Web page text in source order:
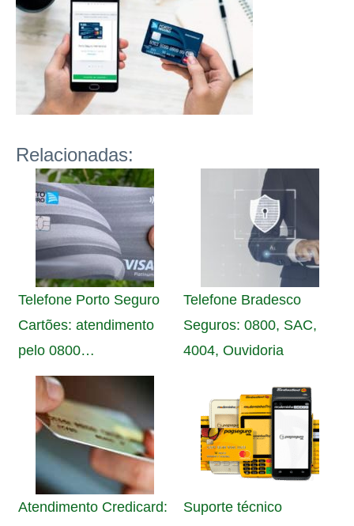
Relacionadas:
Telefone Porto Seguro
Cartões: atendimento
pelo 0800…
Telefone Bradesco
Seguros: 0800, SAC,
4004, Ouvidoria
Atendimento Credicard:
Suporte técnico